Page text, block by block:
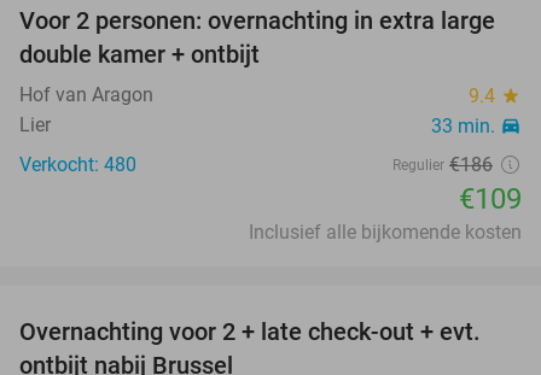
41%
Voor 2 personen: overnachting in extra large
double kamer + ontbijt
Hof van Aragon 9.4 star
Lier 33 min. directions_car
Verkocht: 480 Regulier €186
€109
Inclusief alle bijkomende kosten
36%
Overnachting voor 2 + late check-out + evt.
ontbijt nabij Brussel